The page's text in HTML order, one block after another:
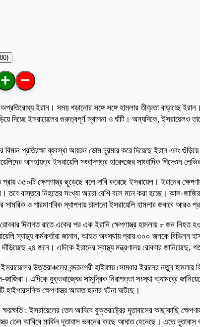
ইরান। সময় গড়ানোর সঙ্গে সঙ্গে হামলার তীব্রতা বাড়াচ্ছে
দিচ্ছে ইসরায়েলের গুরুত্বপূর্ণ স্থাপনা ও ঘাঁটি। অন্যদিকে,
প্রতিরক্ষা ব্যবস্থা আয়রন ডোম চুরমার করে দিয়েছে ইরান এবং
অসহায়ত্ব ইসরায়েলি সংবাদপত্র হারেৎজের সাংবাদিক গিদেওন
৩৫০টি ক্ষেপণাস্ত্র ছুড়েছে বলে দাবি করেছে ইসরায়েল। ইরানের
তবে বাস্তবে নিহতের সংখ্যা আরো বেশি বলে মনে করা হচ্ছে। আল-
ও পারমাণবিক স্থাপনায় চালানো ইসরায়েলি হামলার জবাবে আরও
দিবাগত রাতে একের পর এক ইরানি ক্ষেপণাস্ত্র হামলায় ৮ জন নিহত
স্বাস্থ্য কর্মকর্তারা জানান, আহত অবস্থায় প্রায় ৩০০ জনকে বিভিন্ন
২৪ জনে। এদিকে ইরানের স্বাস্থ্য মন্ত্রণালয় রোববার
ইসরায়েলের উত্তরাঞ্চলের বন্দরনগরী হাইফায় সোমবার ইরানের নতুন
এদিকে যুক্তরাজ্যের সামুদ্রিক নিরাপত্তা সংস্থা অ্যামব্রে
ক্ষেপণাস্ত্র আঘাত হানার ঘটনা ঘটেছে।
ক্ষয়ক্ষতি : ইসরায়েলের তেল আবিবে যুক্তরাষ্ট্রের দূতাবাসের কাছাকাছি
তেল আবিবে মার্কিন দূতাবাস ভবনের কাছে আঘাত হেনেছে। এতে